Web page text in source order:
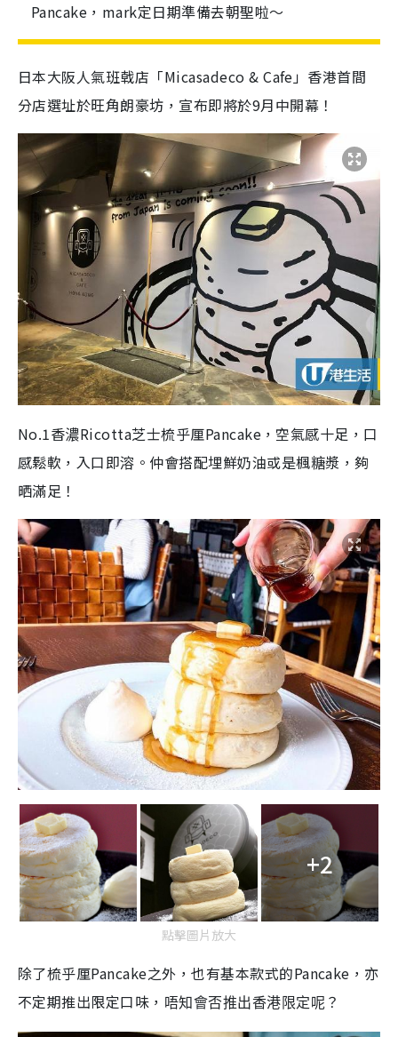
Pancake，mark定日期準備去朝聖啦～
日本大阪人氣班戟店「Micasadeco & Cafe」香港首間
分店選址於旺角朗豪坊，宣布即將於9月中開幕！
No.1香濃Ricotta芝士梳乎厘Pancake，空氣感十足，口
感鬆軟，入口即溶。仲會搭配埋鮮奶油或是楓糖漿，夠
晒滿足！
+2
點擊圖片放大
除了梳乎厘Pancake之外，也有基本款式的Pancake，亦
不定期推出限定口味， 唔知會否推出香港限定呢？